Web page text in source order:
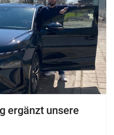
ergänzt unsere